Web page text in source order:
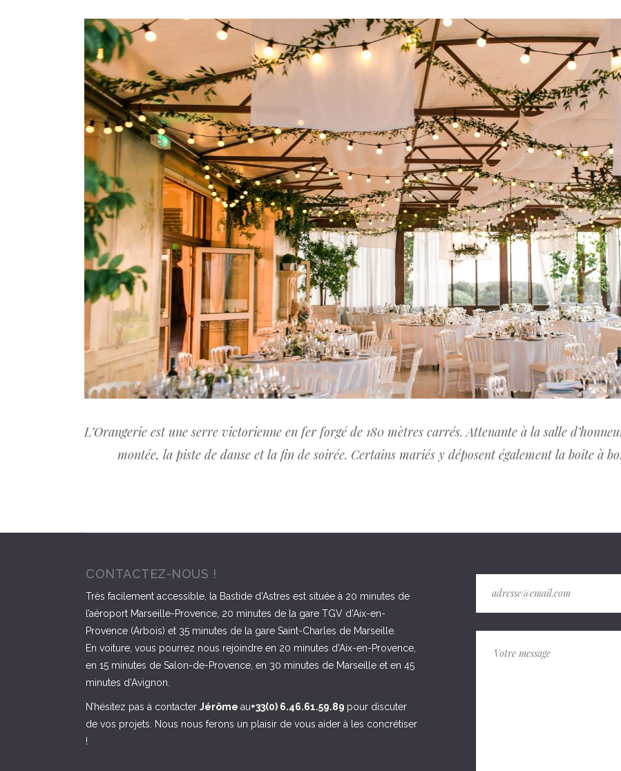
L’Orangerie est une serre victorienne en fer forgé de 180 mètres carrés. Attenante à la salle
montée, la piste de danse et la fin de soirée. Certains mariés y déposent également la boite à
CONTACTEZ-NOUS !
Très facilement accessible, la Bastide d’Astres est située à 20 minutes de
l’aéroport Marseille-Provence, 20 minutes de la gare TGV d’Aix-en-
Provence (Arbois) et 35 minutes de la gare Saint-Charles de Marseille.
En voiture, vous pourrez nous rejoindre en 20 minutes d’Aix-en-Provence,
en 15 minutes de Salon-de-Provence, en 30 minutes de Marseille et en 45
minutes d’Avignon.
N’hésitez pas à contacter Jérôme au+33(0) 6.46.61.59.89 pour discuter
de vos projets. Nous nous ferons un plaisir de vous aider à les concrétiser
!